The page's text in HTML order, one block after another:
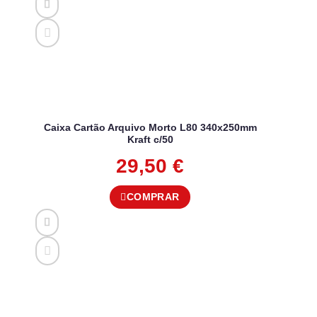
Caixa Cartão Arquivo Morto L80 340x250mm
Kraft c/50
29,50 €
COMPRAR